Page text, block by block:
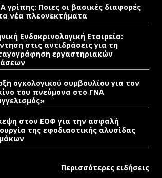
γρίπης: Ποιες οι βασικές διαφορές
νέα πλεονεκτήματα
Ενδοκρινολογική Εταιρεία:
στις αντιδράσεις για τη
εργαστηριακών
ογκολογικού συμβουλίου για τον
του πνεύμονα στο ΓΝΑ
στον ΕΟΦ για την ασφαλή
της εφοδιαστικής αλυσίδας
Περισσότερες ειδήσεις